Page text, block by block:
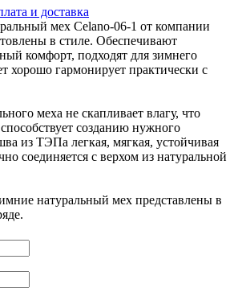
и доставка
мех Celano-06-1 от компании
в стиле. Обеспечивают
комфорт, подходят для зимнего
хорошо гармонирует практически с
меха не скапливает влагу, что
созданию нужного
из ТЭПа легкая, мягкая, устойчивая
соединяется с верхом из натуральной
натуральный мех представлены в